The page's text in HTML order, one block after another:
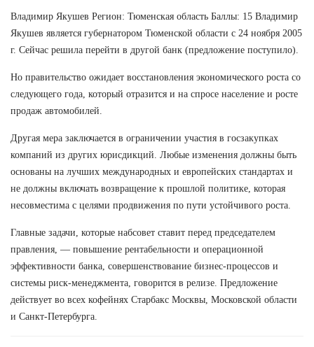
Владимир Якушев Регион: Тюменская область Баллы: 15 Владимир
Якушев является губернатором Тюменской области с 24 ноября 2005
г. Сейчас решила перейти в другой банк (предложение поступило).
Но правительство ожидает восстановления экономического роста со
следующего года, который отразится и на спросе население и росте
продаж автомобилей.
Другая мера заключается в ограничении участия в госзакупках
компаний из других юрисдикций. Любые изменения должны быть
основаны на лучших международных и европейских стандартах и
не должны включать возвращение к прошлой политике, которая
несовместима с целями продвижения по пути устойчивого роста.
Главные задачи, которые набсовет ставит перед председателем
правления, — повышение рентабельности и операционной
эффективности банка, совершенствование бизнес-процессов и
системы риск-менеджмента, говорится в релизе. Предложение
действует во всех кофейнях Старбакс Москвы, Московской области
и Санкт-Петербурга.